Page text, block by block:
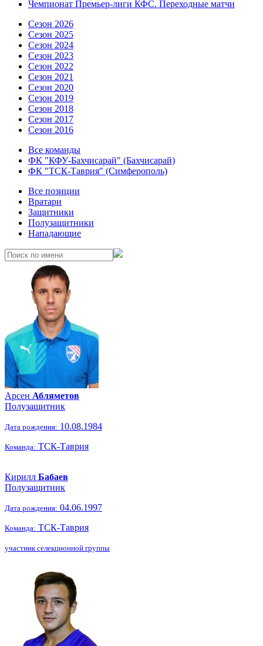
Чемпионат Премьер-лиги КФС. Переходные матчи
Сезон 2026
Сезон 2025
Сезон 2024
Сезон 2023
Сезон 2022
Сезон 2021
Сезон 2020
Сезон 2019
Сезон 2018
Сезон 2017
Сезон 2016
Все команды
ФК "КФУ-Бахчисарай" (Бахчисарай)
ФК "ТСК-Таврия" (Симферополь)
Все позиции
Вратари
Защитники
Полузащитники
Нападающие
Арсен Абляметов
Полузащитник
Дата рождения: 10.08.1984
Команда: ТСК-Таврия
Кирилл Бабаев
Полузащитник
Дата рождения: 04.06.1997
Команда: ТСК-Таврия
участник селекционной группы